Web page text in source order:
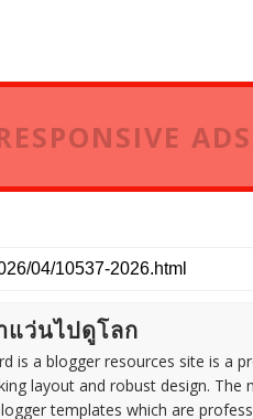
แว่นไปดูโลก
is a blogger resources site is a
layout and robust design.
templates which are